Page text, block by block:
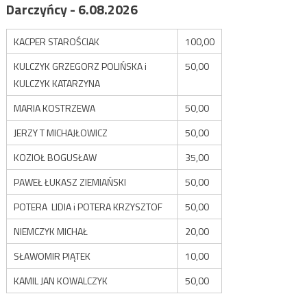
Darczyńcy - 6.08.2026
KACPER STAROŚCIAK
100,00
KULCZYK GRZEGORZ POLIŃSKA i
KULCZYK KATARZYNA
50,00
MARIA KOSTRZEWA
50,00
JERZY T MICHAJŁOWICZ
50,00
KOZIOŁ BOGUSŁAW
35,00
PAWEŁ ŁUKASZ ZIEMIAŃSKI
50,00
POTERA LIDIA i POTERA KRZYSZTOF
50,00
NIEMCZYK MICHAŁ
20,00
SŁAWOMIR PIĄTEK
10,00
KAMIL JAN KOWALCZYK
50,00